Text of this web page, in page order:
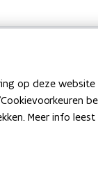
Taaladvies
op deze
Meer info leest